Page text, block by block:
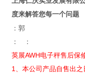
度来解答您每一个问题
：郭
：
：
英展AWH电子秤售后保
1、本公司产品自售出